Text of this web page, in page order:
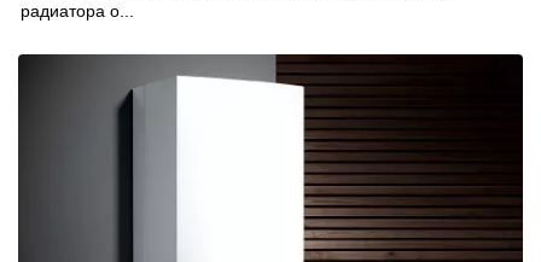
радиатора о...